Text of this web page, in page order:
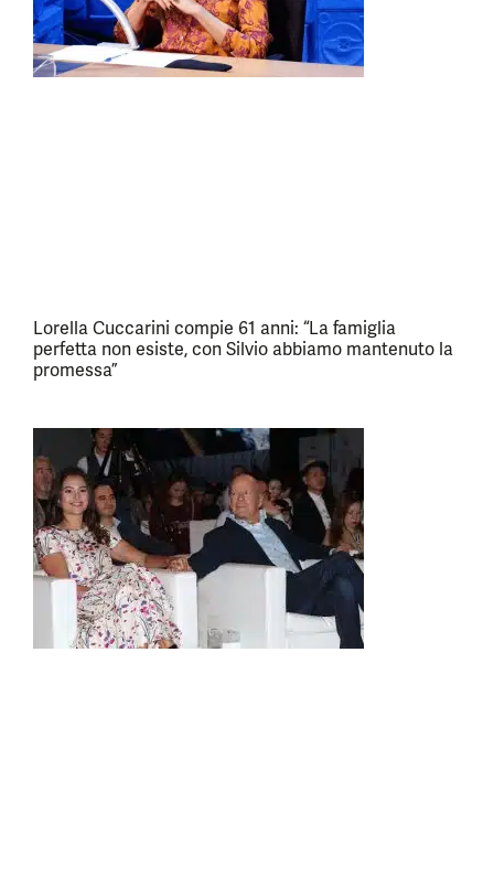
Lorella Cuccarini compie 61 anni: “La famiglia
perfetta non esiste, con Silvio abbiamo mantenuto la
promessa”